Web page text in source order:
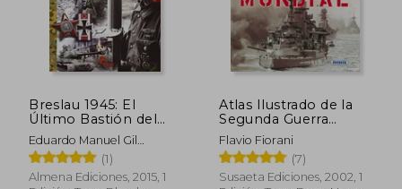
Breslau 1945: El
Último Bastión del
Reich
Eduardo Manuel Gil
Martínez
(1)
Almena Ediciones, 2015, 1
Atlas Ilustrado de la
Segunda Guerra
Mundial
Flavio Fiorani
(7)
Susaeta Ediciones, 2002, 1